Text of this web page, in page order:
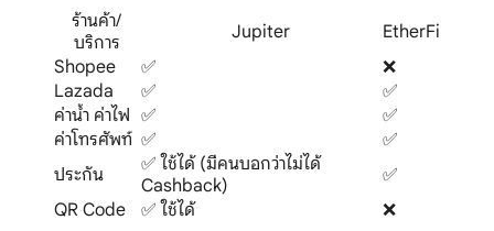
ร้านค้า/
บริการ
Jupiter
EtherFi
Shopee
✅
❌
Lazada
✅
✅
ค่าน้ำ ค่าไฟ ✅
✅
ค่าโทรศัพท์ ✅
✅
ประกัน
✅ ใช้ได้ (มีคนบอกว่าไม่ได้
Cashback)
✅
QR Code
✅ ใช้ได้
❌